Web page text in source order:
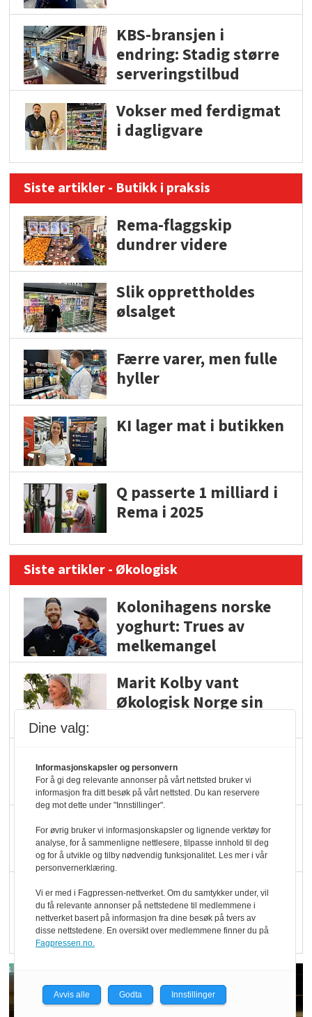
KBS-bransjen i
endring: Stadig større
serveringstilbud
Vokser med ferdigmat
i dagligvare
Siste artikler - Butikk i praksis
Rema-flaggskip
dundrer videre
Slik opprettholdes
ølsalget
Færre varer, men fulle
hyller
KI lager mat i butikken
Q passerte 1 milliard i
Rema i 2025
Siste artikler - Økologisk
Kolonihagens norske
yoghurt: Trues av
melkemangel
Marit Kolby vant
Økologisk Norge sin
økologisk i butikkhylla
Kolonihagen sliter
med å få tak i nok melk
Rapport: Økokundene
er klare! Er markedet
det?
Dine valg:
Informasjonskapsler og personvern
For å gi deg relevante annonser på vårt nettsted bruker vi
informasjon fra ditt besøk på vårt nettsted. Du kan reservere
deg mot dette under "Innstillinger".
For øvrig bruker vi informasjonskapsler og lignende verktøy for
analyse, for å sammenligne nettlesere, tilpasse innhold til deg
og for å utvikle og tilby nødvendig funksjonalitet. Les mer i vår
personvernerklæring.
Vi er med i Fagpressen-nettverket. Om du samtykker under, vil
du få relevante annonser på nettstedene til medlemmene i
nettverket basert på informasjon fra dine besøk på tvers av
disse nettstedene. En oversikt over medlemmene finner du på
Fagpressen.no.
Avvis alle Godta Innstillinger